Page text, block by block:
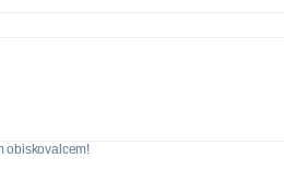
obiskovalcem!